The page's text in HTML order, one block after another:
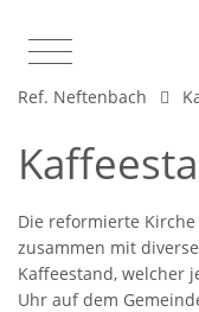
Ref. Neftenbach
Die reformierte
zusammen mit
Kaffeestand, welcher
Uhr auf dem